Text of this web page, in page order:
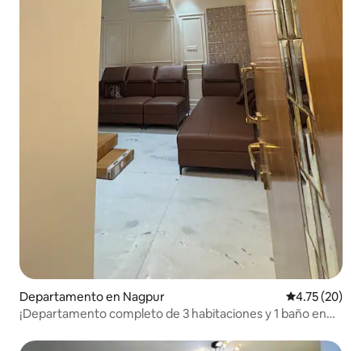
Departamento en Nagpur Calificación
4.75 (20)
¡Departamento completo de 3 habitaciones y 1 baño en